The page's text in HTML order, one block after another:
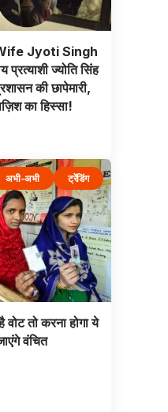
Jyoti Singh
प्रत्याशी ज्योति सिंह
की छापेमारी,
का हिस्सा!
अभी-अभी ट्रेंडिंग
वोट तो करना होगा ये
वंचित